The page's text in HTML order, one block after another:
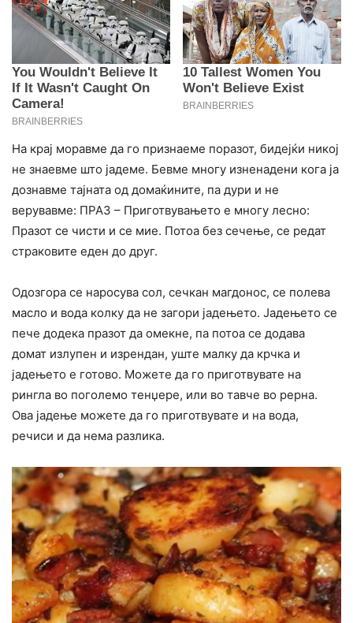
На крај моравме да го признаеме поразот, бидејќи никој
не знаевме што јадеме. Бевме многу изненадени кога ја
дознавме тајната од домаќините, па дури и не
верувавме: ПРАЗ – Приготвувањето е многу лесно:
Празот се чисти и се мие. Потоа без сечење, се редат
страковите еден до друг.
Одозгора се наросува сол, сечкан магдонос, се полева
масло и вода колку да не загори јадењето. Јадењето се
пече додека празот да омекне, па потоа се додава
домат излупен и изрендан, уште малку да крчка и
јадењето е готово. Можете да го приготвувате на
рингла во поголемо тенџере, или во тавче во рерна.
Ова јадење можете да го приготвувате и на вода,
речиси и да нема разлика.